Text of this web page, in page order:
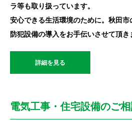
ラ等も取り扱っています。
安心できる生活環境のために。秋田市
防犯設備の導入をお手伝いさせて頂き
詳細を見る
電気工事・住宅設備のご